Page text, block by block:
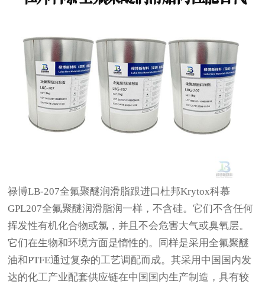
禄博LB-207全氟聚醚润滑脂跟进口杜邦Krytox科慕
GPL207全氟聚醚润滑脂润一样，不含硅。它们不含任何
挥发性有机化合物或氯，并且不会危害大气或臭氧层。
它们在生物和环境方面是惰性的。同样是采用全氟聚醚
油和PTFE通过复杂的工艺调配而成。其采用中国国内发
达的化工产业配套供应链在中国国内生产制造，具有较